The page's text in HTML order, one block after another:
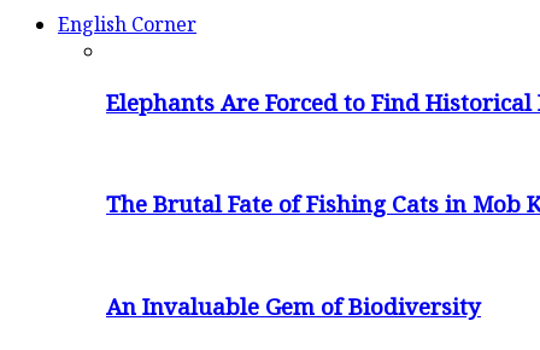
English Corner
Elephants Are Forced to Find Historical
The Brutal Fate of Fishing Cats in Mob
An Invaluable Gem of Biodiversity